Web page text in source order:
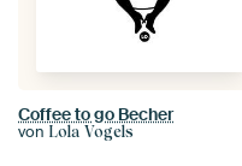
Coffee to go Becher
von Lola Vogels